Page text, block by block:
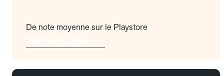
De note moyenne sur le Playstore